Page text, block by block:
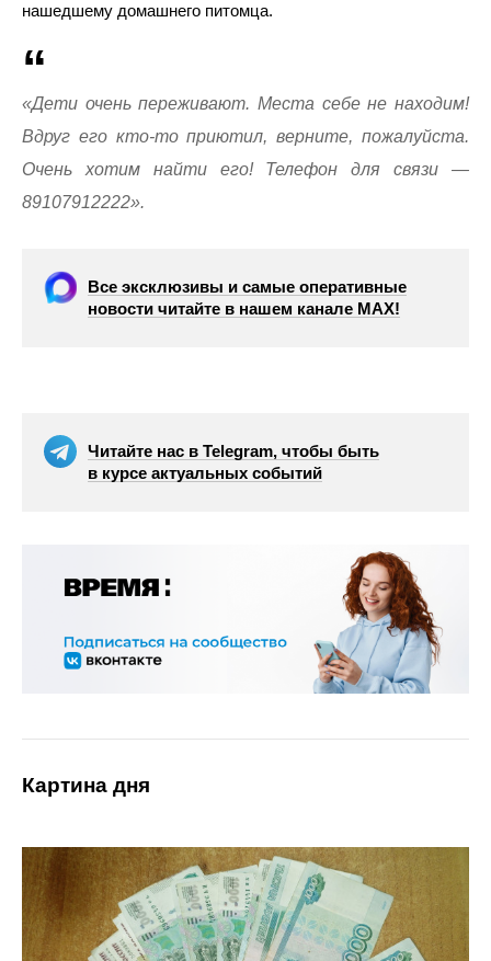
нашедшему домашнего питомца.
«Дети очень переживают. Места себе не находим!
Вдруг его кто-то приютил, верните, пожалуйста.
Очень хотим найти его! Телефон для связи —
89107912222».
Все эксклюзивы и самые оперативные
новости читайте в нашем канале МАХ!
Читайте нас в Telegram, чтобы быть
в курсе актуальных событий
Картина дня